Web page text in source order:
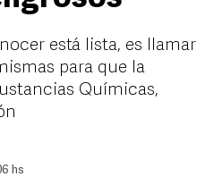
está lista, es llamar
para que la
Químicas,
hs